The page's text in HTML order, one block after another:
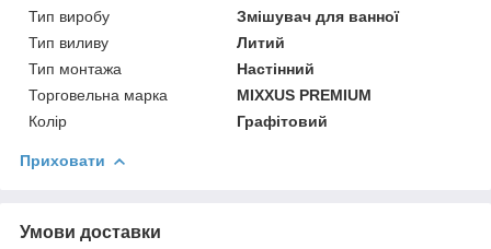
Тип виробу
Змішувач для ванної
Тип виливу
Литий
Тип монтажа
Настінний
Торговельна марка
MIXXUS PREMIUM
Колір
Графітовий
Приховати
Умови доставки